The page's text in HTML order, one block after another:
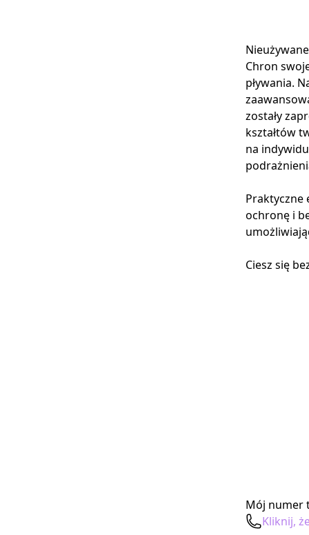
Chron
pływania.
zostały
kształtów
na
Praktyczne
ochronę i
Ciesz się
Mój numer
Kliknij,